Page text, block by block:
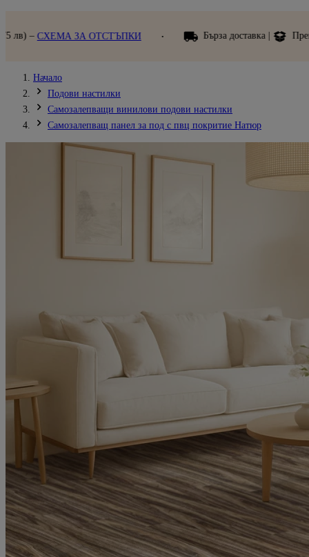
Бърза доставка | Преглед при получаване
Начало
Подови настилки
Самозалепващи винилови подови настилки
Самозалепващ панел за под с пвц покритие Натюр